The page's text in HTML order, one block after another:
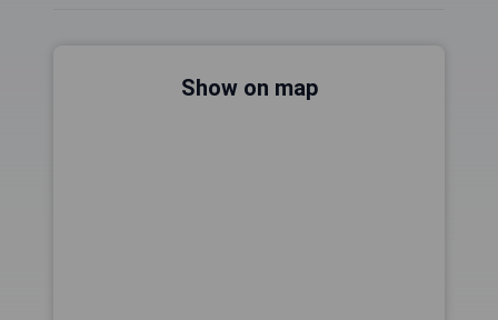
Show on map